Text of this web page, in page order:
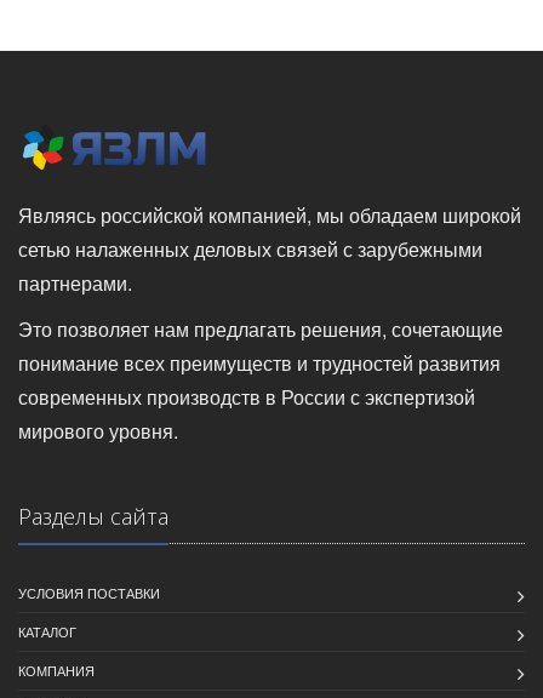
Являясь российской компанией, мы обладаем широкой
сетью налаженных деловых связей с зарубежными
партнерами.
Это позволяет нам предлагать решения, сочетающие
понимание всех преимуществ и трудностей развития
современных производств в России с экспертизой
мирового уровня.
Разделы сайта
УСЛОВИЯ ПОСТАВКИ
КАТАЛОГ
КОМПАНИЯ